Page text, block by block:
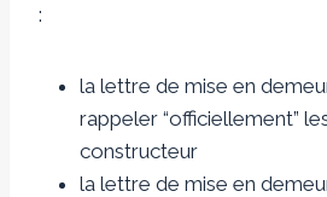
:
la lettre de mise en
rappeler “officiellement”
constructeur
la lettre de mise en